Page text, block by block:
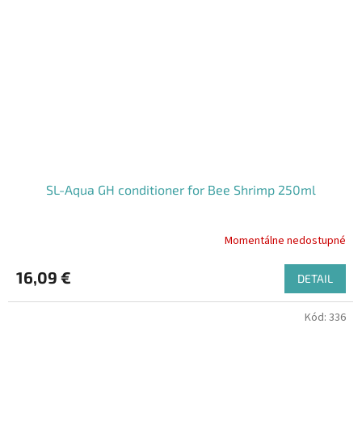
SL-Aqua GH conditioner for Bee Shrimp 250ml
Momentálne nedostupné
16,09 € DETAIL
Kód: 336